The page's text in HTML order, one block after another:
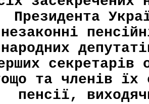
Президента
незаконні
народних
секретарів
та членів їх
пенсії,